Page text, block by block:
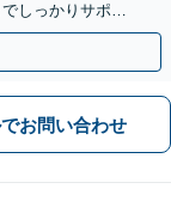
しっかりサポー
。
お問い合わせ